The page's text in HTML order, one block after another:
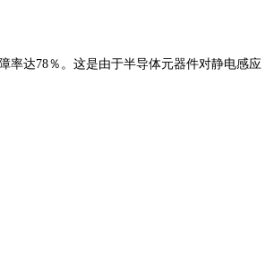
率达78％。这是由于半导体元器件对静电感应